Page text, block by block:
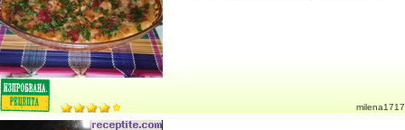
milena1717